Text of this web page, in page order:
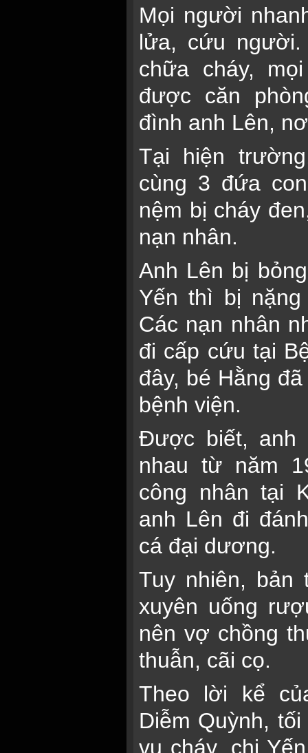
Mọi người
lửa, cứu người.
chữa cháy,
được căn
đình anh Lên,
Tại hiện
cùng 3 đứa
nệm bị cháy
nạn nhân.
Anh Lên bị
Yến thì bị
Các nạn nhân
đi cấp cứu tại
đây, bé Hằng
bệnh viện.
Được biết, anh
nhau từ năm
công nhân tại
anh Lên đi
cá đại dương.
Tuy nhiên, bản
xuyên uống
nên vợ chồng
thuẫn, cãi cọ.
Theo lời kể
Diễm Quỳnh,
vụ cháy, chị